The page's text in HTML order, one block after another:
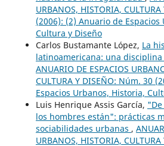
URBANOS, HISTORIA,
(2006): (2) Anuario de
Cultura y Diseño
Carlos Bustamante López, La
latinoamericana: una
ANUARIO DE ESPACIOS
CULTURA Y DISEÑO: Núm. 30
Espacios Urbanos, Historia,
Luis Henrique Assis García,
los hombres están": prácticas
sociabilidades urbanas ,
URBANOS, HISTORIA,